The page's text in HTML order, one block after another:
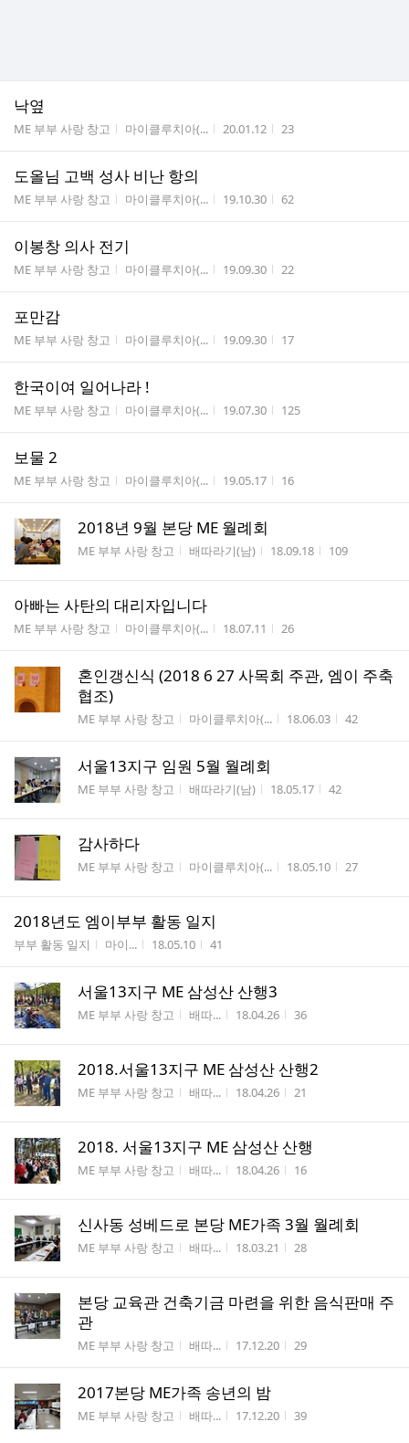
낙옆
게시판명
ME 부부 사랑 창고 작성자
마이클루치아(... 작성시간
20.01.12 조회수
23
도올님 고백 성사 비난 항의
게시판명
ME 부부 사랑 창고 작성자
마이클루치아(... 작성시간
19.10.30 조회수
62
이봉창 의사 전기
게시판명
ME 부부 사랑 창고 작성자
마이클루치아(... 작성시간
19.09.30 조회수
22
포만감
게시판명
ME 부부 사랑 창고 작성자
마이클루치아(... 작성시간
19.09.30 조회수
17
한국이여 일어나라 !
게시판명
ME 부부 사랑 창고 작성자
마이클루치아(... 작성시간
19.07.30 조회수
125
보물 2
게시판명
ME 부부 사랑 창고 작성자
마이클루치아(... 작성시간
19.05.17 조회수
16
2018년 9월 본당 ME 월례회
게시판명
ME 부부 사랑 창고 작성자
배따라기(남) 작성시간
18.09.18 조회수
109
아빠는 사탄의 대리자입니다
게시판명
ME 부부 사랑 창고 작성자
마이클루치아(... 작성시간
18.07.11 조회수
26
혼인갱신식 (2018 6 27 사목회 주관, 엠이 주축
협조)
게시판명
ME 부부 사랑 창고 작성자
마이클루치아(... 작성시간
18.06.03 조회수
42
서울13지구 임원 5월 월례회
게시판명
ME 부부 사랑 창고 작성자
배따라기(남) 작성시간
18.05.17 조회수
42
감사하다
게시판명
ME 부부 사랑 창고 작성자
마이클루치아(... 작성시간
18.05.10 조회수
27
2018년도 엠이부부 활동 일지
게시판명
부부 활동 일지 작성자
마이... 작성시간
18.05.10 조회수
41
서울13지구 ME 삼성산 산행3
게시판명
ME 부부 사랑 창고 작성자
배따... 작성시간
18.04.26 조회수
36
2018.서울13지구 ME 삼성산 산행2
게시판명
ME 부부 사랑 창고 작성자
배따... 작성시간
18.04.26 조회수
21
2018. 서울13지구 ME 삼성산 산행
게시판명
ME 부부 사랑 창고 작성자
배따... 작성시간
18.04.26 조회수
16
신사동 성베드로 본당 ME가족 3월 월례회
게시판명
ME 부부 사랑 창고 작성자
배따... 작성시간
18.03.21 조회수
28
본당 교육관 건축기금 마련을 위한 음식판매 주
관
게시판명
ME 부부 사랑 창고 작성자
배따... 작성시간
17.12.20 조회수
29
2017본당 ME가족 송년의 밤
게시판명
ME 부부 사랑 창고 작성자
배따... 작성시간
17.12.20 조회수
39